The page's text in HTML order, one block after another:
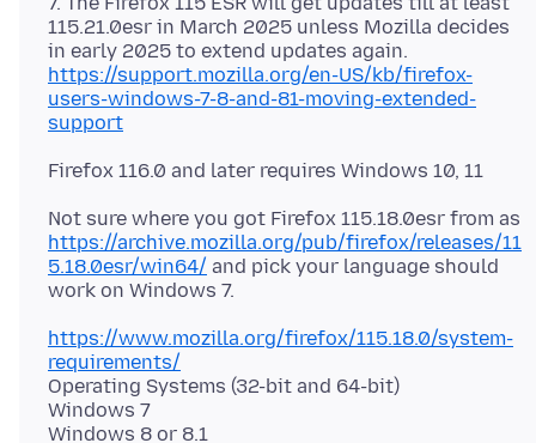
115.21.0esr in March 2025 unless Mozilla decides
in early 2025 to extend updates again.
https://support.mozilla.org/en-US/kb/firefox-
users-windows-7-8-and-81-moving-extended-
support
Not sure where you got Firefox 115.18.0esr from as
https://archive.mozilla.org/pub/firefox/releases/11
5.18.0esr/win64/ and pick your language should
https://www.mozilla.org/firefox/115.18.0/system-
requirements/
Operating Systems (32-bit and 64-bit)
Windows 7